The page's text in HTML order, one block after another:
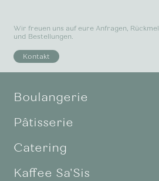
Wir freuen uns auf eure Anfragen,
und Bestellungen.
Kontakt
Boulangerie
Pâtisserie
Catering
Kaffee Sa'Sis